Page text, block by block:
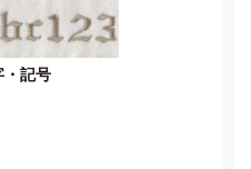
・記号